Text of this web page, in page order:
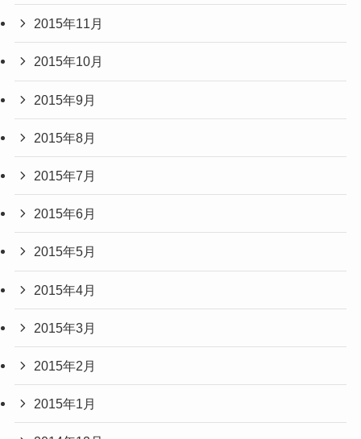
2015年11月
2015年10月
2015年9月
2015年8月
2015年7月
2015年6月
2015年5月
2015年4月
2015年3月
2015年2月
2015年1月